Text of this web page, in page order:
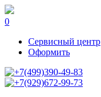
0
Сервисный центр
Оформить
+7(499)390-49-83
+7(929)672-99-73